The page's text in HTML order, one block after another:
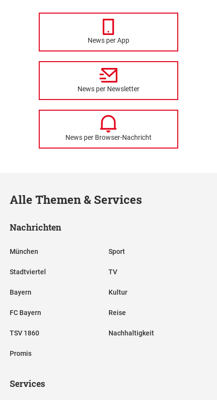
News per App
News per Newsletter
News per Browser-Nachricht
Alle Themen & Services
Nachrichten
München
Stadtviertel
Bayern
FC Bayern
TSV 1860
Promis
Sport
TV
Kultur
Reise
Nachhaltigkeit
Services